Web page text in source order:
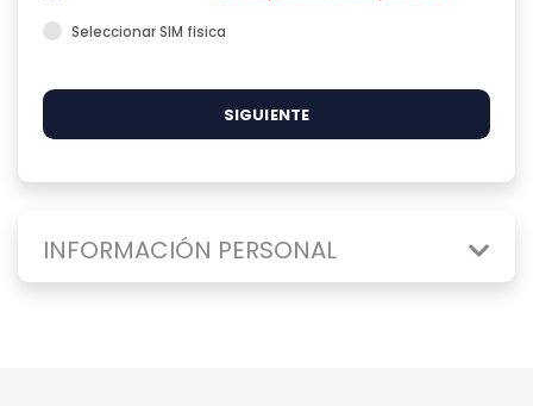
Seleccionar SIM fisica
SIGUIENTE
INFORMACIÓN PERSONAL